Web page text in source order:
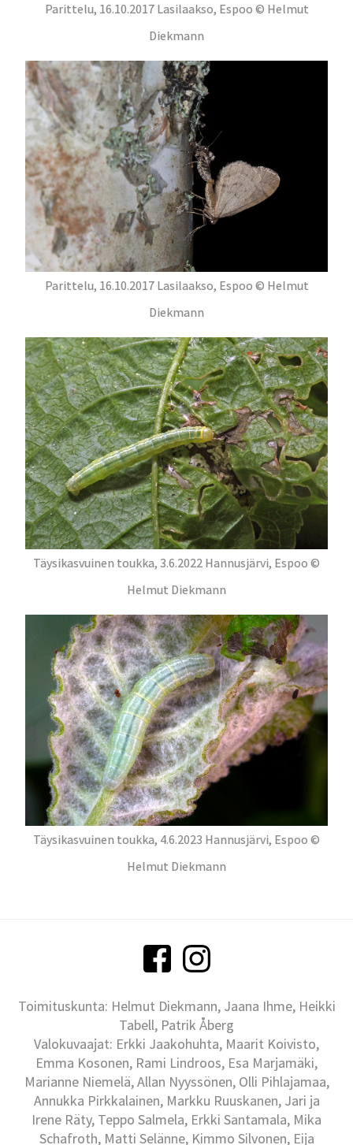
Parittelu, 16.10.2017 Lasilaakso, Espoo © Helmut
Diekmann
Parittelu, 16.10.2017 Lasilaakso, Espoo © Helmut
Diekmann
Täysikasvuinen toukka, 3.6.2022 Hannusjärvi, Espoo ©
Helmut Diekmann
Täysikasvuinen toukka, 4.6.2023 Hannusjärvi, Espoo ©
Helmut Diekmann
Toimituskunta: Helmut Diekmann, Jaana Ihme, Heikki
Tabell, Patrik Åberg
Valokuvaajat: Erkki Jaakohuhta, Maarit Koivisto,
Emma Kosonen, Rami Lindroos, Esa Marjamäki,
Marianne Niemelä, Allan Nyyssönen, Olli Pihlajamaa,
Annukka Pirkkalainen, Markku Ruuskanen, Jari ja
Irene Räty, Teppo Salmela, Erkki Santamala, Mika
Schafroth, Matti Selänne, Kimmo Silvonen, Eija